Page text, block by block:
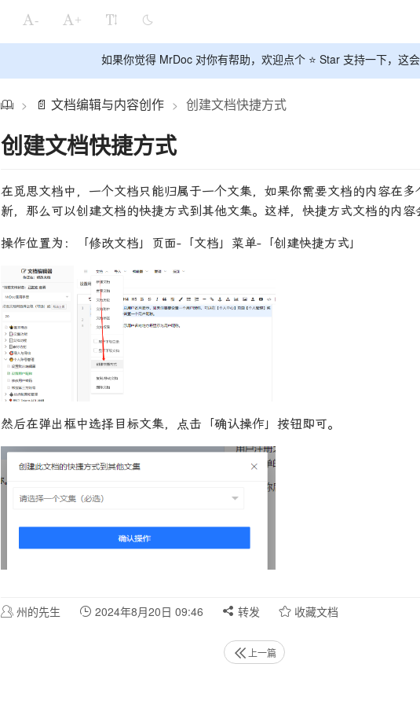
- +
如果你觉得 MrDoc 对你有帮助，欢迎点个 ⭐ Star 支持一下，这
> 📄 文档编辑与内容创作 > 创建文档快捷方式
创建文档快捷方式
在觅思文档中，一个文档只能归属于一个文集，如果你需要文档的内容在
新，那么可以创建文档的快捷方式到其他文集。这样，快捷方式文档的内
操作位置为：「修改文档」页面-「文档」菜单-「创建快捷方式」
然后在弹出框中选择目标文集，点击「确认操作」按钮即可。
州的先生 2024年8月20日 09:46 转发 收藏文档
上一篇